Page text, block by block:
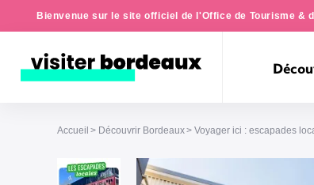
Bienvenue sur le site officiel de l'Office de Tourisme &
Accueil Découvrir Bordeaux Voyager ici : escapades